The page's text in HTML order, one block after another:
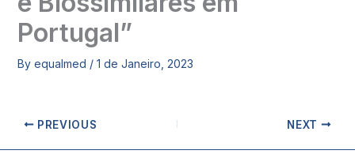
Portugal”
By equalmed / 1 de Janeiro, 2023
PREVIOUS NEXT